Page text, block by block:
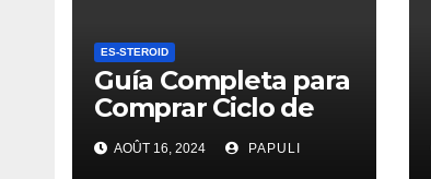
ES-STEROID
Guía Completa para
Comprar Ciclo de
Esteroides
AOÛT 16, 2024 PAPULI